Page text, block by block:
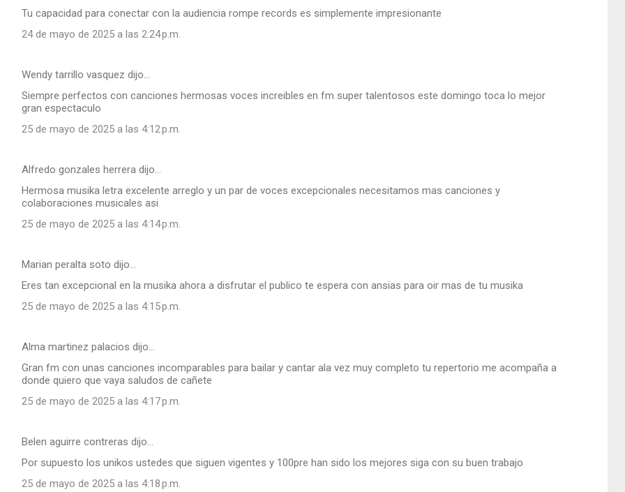
Tu capacidad para conectar con la audiencia rompe records es simplemente impresionante
24 de mayo de 2025 a las 2:24 p.m.
Wendy tarrillo vasquez dijo…
Siempre perfectos con canciones hermosas voces increibles en fm super talentosos este domingo toca lo mejor
gran espectaculo
25 de mayo de 2025 a las 4:12 p.m.
Alfredo gonzales herrera dijo…
Hermosa musika letra excelente arreglo y un par de voces excepcionales necesitamos mas canciones y
colaboraciones musicales asi
25 de mayo de 2025 a las 4:14 p.m.
Marian peralta soto dijo…
Eres tan excepcional en la musika ahora a disfrutar el publico te espera con ansias para oir mas de tu musika
25 de mayo de 2025 a las 4:15 p.m.
Alma martinez palacios dijo…
Gran fm con unas canciones incomparables para bailar y cantar ala vez muy completo tu repertorio me acompaña a
donde quiero que vaya saludos de cañete
25 de mayo de 2025 a las 4:17 p.m.
Belen aguirre contreras dijo…
Por supuesto los unikos ustedes que siguen vigentes y 100pre han sido los mejores siga con su buen trabajo
25 de mayo de 2025 a las 4:18 p.m.